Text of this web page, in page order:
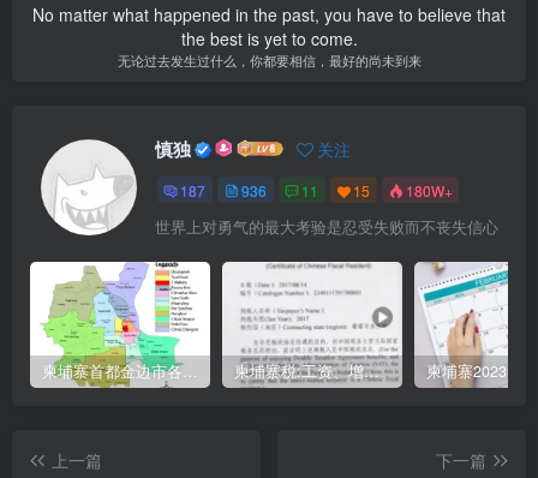
No matter what happened in the past, you have to believe that
the best is yet to come.
无论过去发生过什么，你都要相信，最好的尚未到来
慎独 关注
187 936 11 15 180W+
世界上对勇气的最大考验是忍受失败而不丧失信心
柬埔寨首都金边市各区与分区名称分布 柬埔寨税:工资、增值、预扣、利润、专利、产业、注册税
上一篇
下一篇